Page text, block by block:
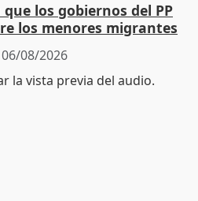
los gobiernos del PP
los menores migrantes
06/08/2026